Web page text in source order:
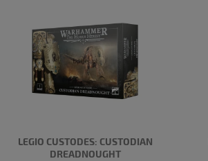
LEGIO CUSTODES: CUSTODIAN
DREADNOUGHT